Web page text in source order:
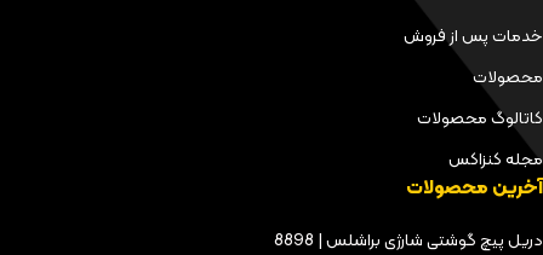
خدمات پس از فروش
محصولات
کاتالوگ محصولات
مجله کنزاکس
آخرین محصولات
دریل پیچ گوشتی شارژی براشلس | 8898